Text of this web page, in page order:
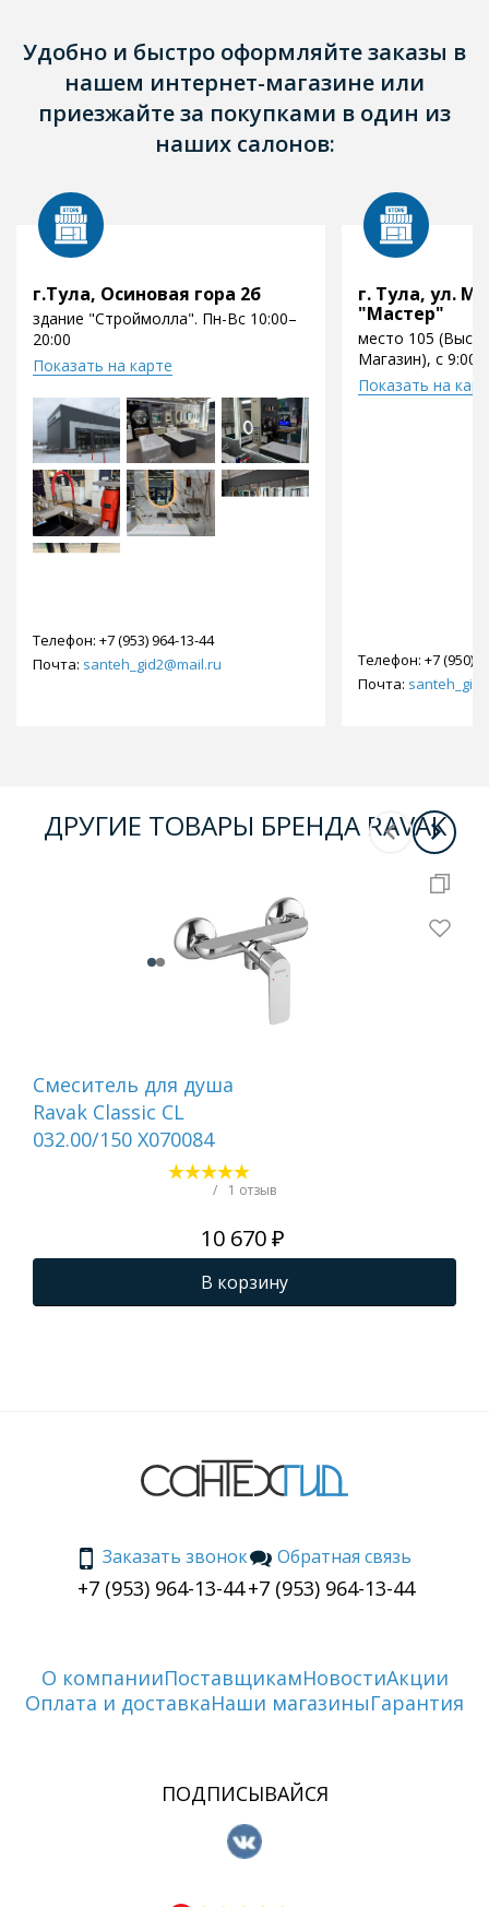
Удобно и быстро оформляйте заказы в
нашем интернет-магазине или
приезжайте за покупками в один из
наших салонов:
г.Тула, Осиновая гора 2б
здание "Строймолла". Пн-Вс 10:00–
20:00
Показать на карте
Телефон: +7 (953) 964-13-44
Почта: santeh_gid2@mail.ru
г. Тула, ул.
"Мастер"
место 105
Магазин), с 9:00
Показать на
Телефон: +7 (950)
Почта:
ДРУГИЕ ТОВАРЫ БРЕНДА RAVAK
Смеситель для душа
Ravak Classic CL
032.00/150 X070084
/ 1 отзыв
10 670 ₽
В корзину
Заказать звонок
+7 (953) 964-13-44
Обратная связь
+7 (953) 964-13-44
О компанииПоставщикамНовостиАкции
Оплата и доставкаНаши магазиныГарантия
ПОДПИСЫВАЙСЯ